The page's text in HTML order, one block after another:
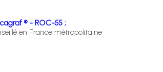
® - ROC-55 ;
en France métropolitaine